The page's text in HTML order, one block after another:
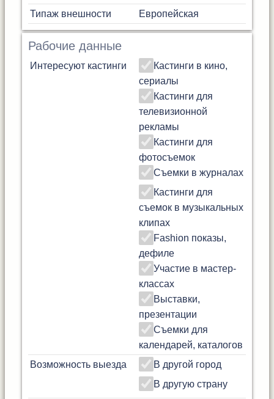
Типаж внешности
Европейская
Рабочие данные
Интересуют кастинги
Кастинги в кино,
сериалы
Кастинги для
телевизионной
рекламы
Кастинги для
фотосъемок
Съемки в журналах
Кастинги для
съемок в музыкальных
клипах
Fashion показы,
дефиле
Участие в мастер-
классах
Выставки,
презентации
Съемки для
календарей, каталогов
Возможность выезда
В другой город
В другую страну